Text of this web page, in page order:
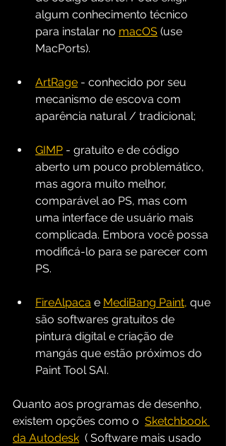
algum conhecimento técnico
para instalar no macOS (use
MacPorts).
ArtRage - conhecido por seu
mecanismo de escova com
aparência natural / tradicional;
GIMP - gratuito e de código
aberto um pouco problemático,
mas agora muito melhor,
comparável ao PS, mas com
uma interface de usuário mais
complicada. Embora você possa
modificá-lo para se parecer com
PS.
FireAlpaca e MediBang Paint, que
são softwares gratuitos de
pintura digital e criação de
mangás que estão próximos do
Paint Tool SAI.
Quanto aos programas de desenho,
existem opções como o Sketchbook
da Autodesk
  ( Software mais usado